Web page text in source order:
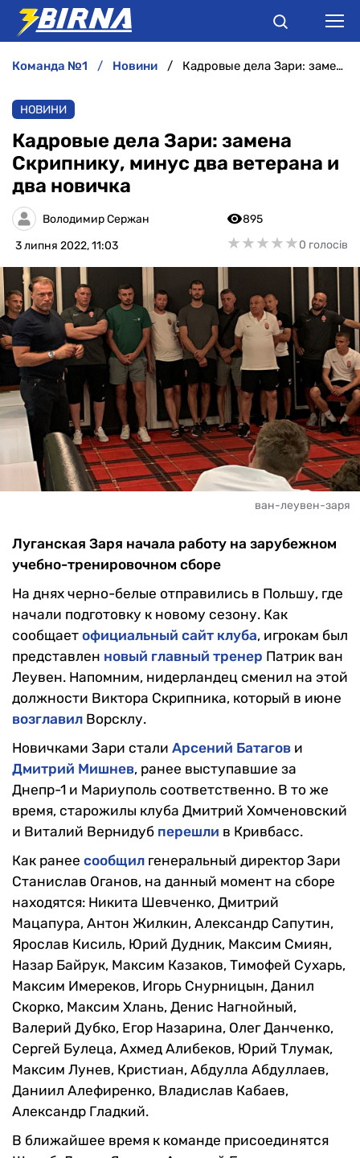
АНАЛІТИКА
ІНТЕРВ'Ю
РІЗНЕ
команда №1 новини Кадровые дела Зари: замена Скрипнику, минус два ветерана и два новичка
НОВИНИ
Кадровые дела Зари: замена
Скрипнику, минус два ветерана и
два новичка
Володимир Сержан
3 липня 2022, 11:03
895
★★★★★
★★★★★0 голосів
ван-леувен-заря
Луганская Заря начала работу на зарубежном
учебно-тренировочном сборе
На днях черно-белые отправились в Польшу, где
начали подготовку к новому сезону. Как
сообщает официальный сайт клуба, игрокам был
представлен новый главный тренер Патрик ван
Леувен. Напомним, нидерландец сменил на этой
должности Виктора Скрипника, который в июне
возглавил Ворсклу.
Новичками Зари стали Арсений Батагов и
Дмитрий Мишнев, ранее выступавшие за
Днепр-1 и Мариуполь соответственно. В то же
время, старожилы клуба Дмитрий Хомченовский
и Виталий Вернидуб перешли в Кривбасс.
Как ранее сообщил генеральный директор Зари
Станислав Оганов, на данный момент на сборе
находятся: Никита Шевченко, Дмитрий
Мацапура, Антон Жилкин, Александр Сапутин,
Ярослав Кисиль, Юрий Дудник, Максим Смиян,
Назар Байрук, Максим Казаков, Тимофей Сухарь,
Максим Имереков, Игорь Снурницын, Данил
Скорко, Максим Хлань, Денис Нагнойный,
Валерий Дубко, Егор Назарина, Олег Данченко,
Сергей Булеца, Ахмед Алибеков, Юрий Тлумак,
Максим Лунев, Кристиан, Абдулла Абдуллаев,
Даниил Алефиренко, Владислав Кабаев,
Александр Гладкий.
В ближайшее время к команде присоединятся